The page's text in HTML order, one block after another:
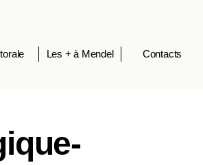
Les + à Mendel Contacts